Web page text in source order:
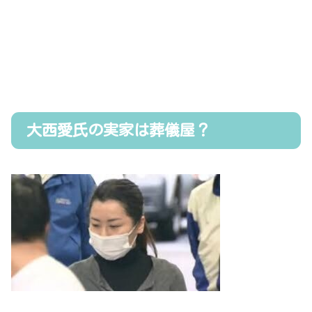
大西愛氏の実家は葬儀屋？